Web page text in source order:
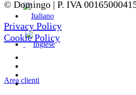
Area clienti
© Domingo | P. IVA
Privacy Policy
Cookie Policy